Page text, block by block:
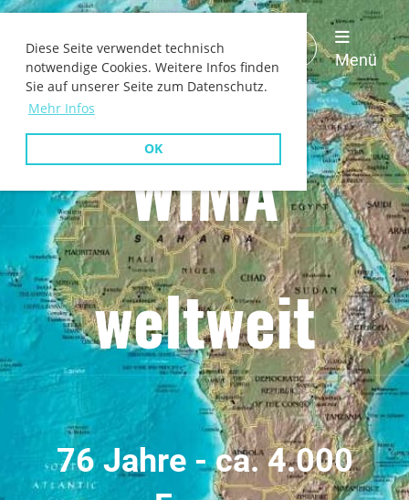
Diese Seite verwendet technisch
notwendige Cookies. Weitere Infos finden
Sie auf unserer Seite zum Datenschutz.
Mehr Infos
OK
Deutschland
Menü
WIMA
weltweit
76 Jahre - ca. 4.000